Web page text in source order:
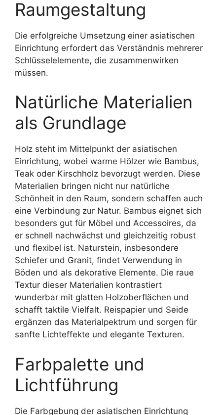
Raumgestaltung
Die erfolgreiche Umsetzung einer asiatischen
Einrichtung erfordert das Verständnis mehrerer
Schlüsselelemente, die zusammenwirken
müssen.
Natürliche Materialien
als Grundlage
Holz steht im Mittelpunkt der asiatischen
Einrichtung, wobei warme Hölzer wie Bambus,
Teak oder Kirschholz bevorzugt werden. Diese
Materialien bringen nicht nur natürliche
Schönheit in den Raum, sondern schaffen auch
eine Verbindung zur Natur. Bambus eignet sich
besonders gut für Möbel und Accessoires, da
er schnell nachwächst und gleichzeitig robust
und flexibel ist. Naturstein, insbesondere
Schiefer und Granit, findet Verwendung in
Böden und als dekorative Elemente. Die raue
Textur dieser Materialien kontrastiert
wunderbar mit glatten Holzoberflächen und
schafft taktile Vielfalt. Reispapier und Seide
ergänzen das Materialpektrum und sorgen für
sanfte Lichteffekte und elegante Texturen.
Farbpalette und
Lichtführung
Die Farbgebung der asiatischen Einrichtung